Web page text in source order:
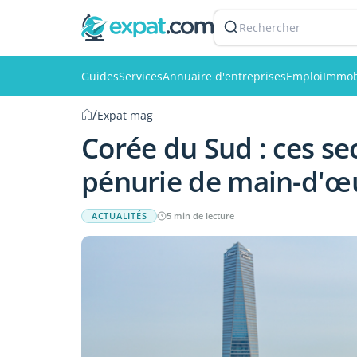
Rechercher
GuidesServicesAnnuaire d'entreprisesEmploi
/Expat mag
Corée du Sud : ces
pénurie de main-
ACTUALITÉS 5 min de lecture